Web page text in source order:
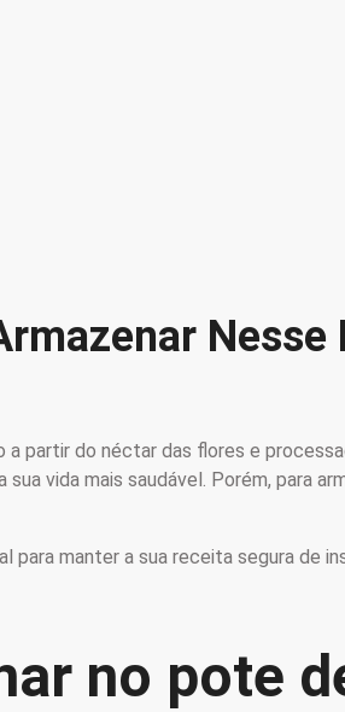
Nesse
partir do néctar das flores e
vida mais saudável. Porém, para
para manter a sua receita segura de
no pote